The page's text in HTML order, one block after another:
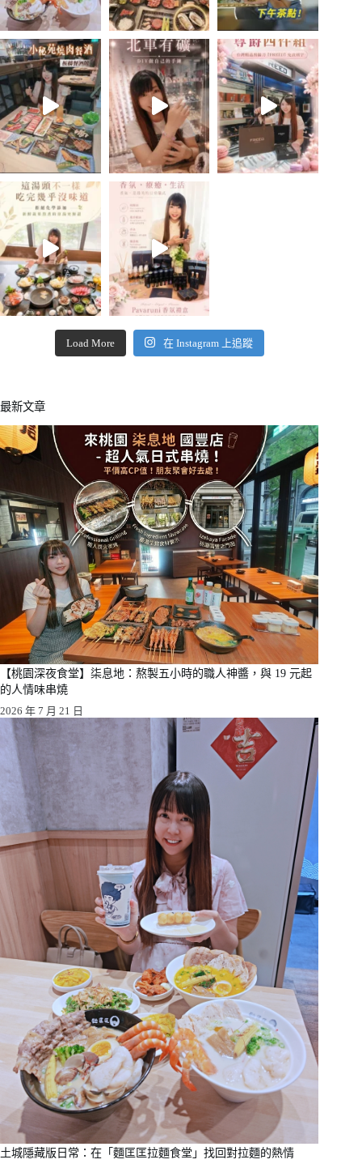
Load More 在 Instagram 上追蹤
最新文章
【桃園深夜食堂】柒息地：熬製五小時的職人神醬，與 19 元起
的人情味串燒
2026 年 7 月 21 日
土城隱藏版日常：在「麵匡匡拉麵食堂」找回對拉麵的熱情